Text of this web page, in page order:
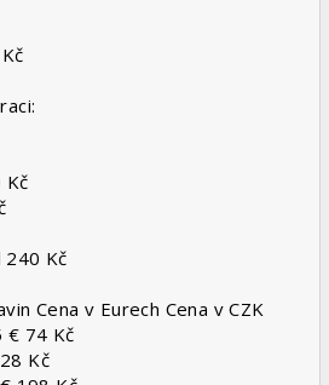
Kč
Kč
Cena v Eurech Cena v CZK
€ 74 Kč
Kč